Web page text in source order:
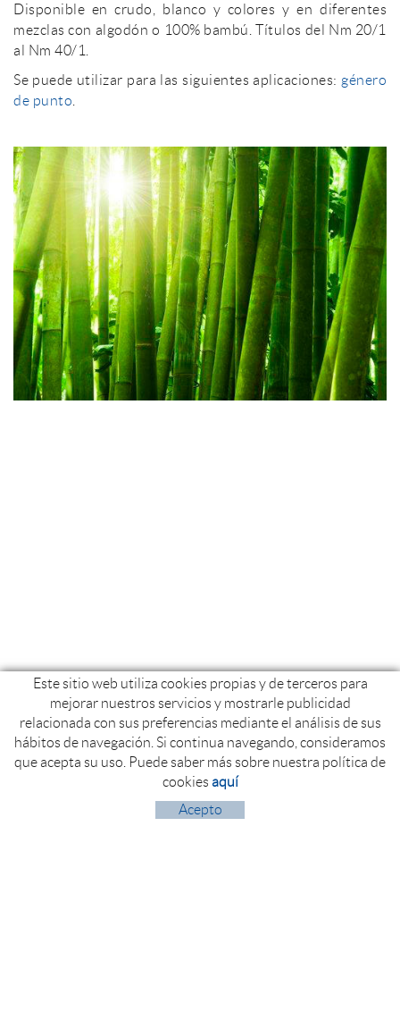
Disponible en crudo, blanco y colores y en diferentes
mezclas con algodón o 100% bambú. Títulos del Nm 20/1
al Nm 40/1.
Se puede utilizar para las siguientes aplicaciones: género
de punto
Este sitio web utiliza cookies propias y de terceros para
mejorar nuestros servicios y mostrarle publicidad
relacionada con sus preferencias mediante el análisis de sus
hábitos de navegación. Si continua navegando, consideramos
que acepta su uso. Puede saber más sobre nuestra política de
cookies aquí
Acepto